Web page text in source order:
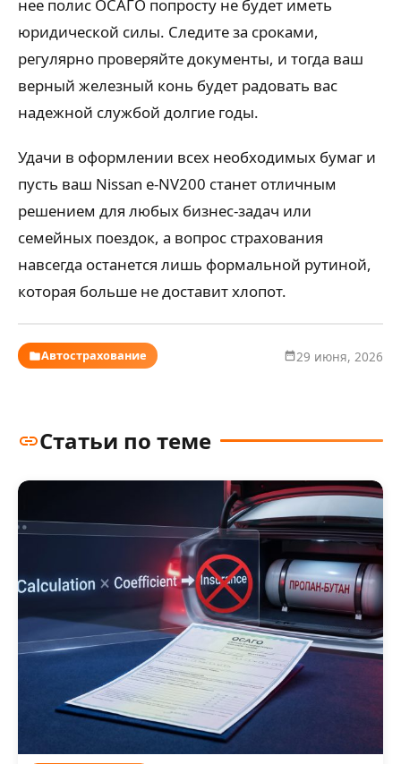
нее полис ОСАГО попросту не будет иметь
юридической силы. Следите за сроками,
регулярно проверяйте документы, и тогда ваш
верный железный конь будет радовать вас
надежной службой долгие годы.
Удачи в оформлении всех необходимых бумаг и
пусть ваш Nissan e-NV200 станет отличным
решением для любых бизнес-задач или
семейных поездок, а вопрос страхования
навсегда останется лишь формальной рутиной,
которая больше не доставит хлопот.
Автострахование 29 июня, 2026
Статьи по теме